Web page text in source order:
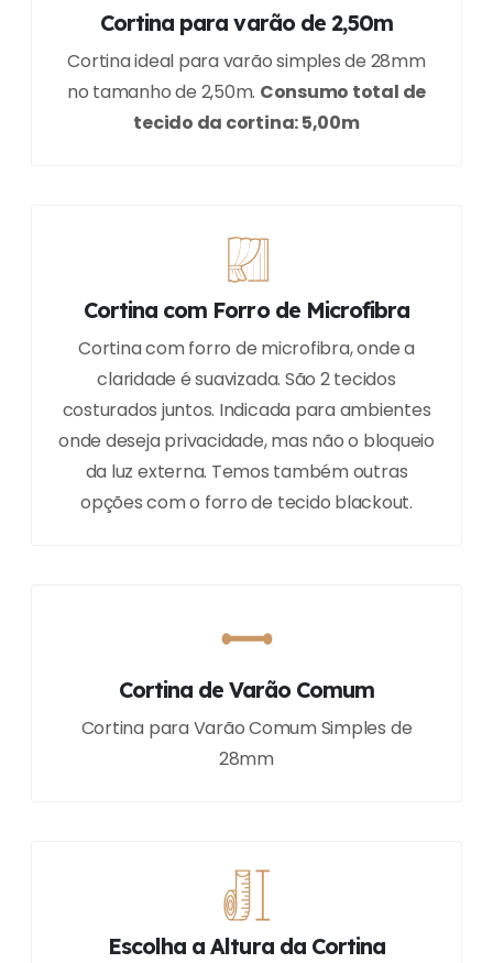
Cortina para varão de 2,50m
Cortina ideal para varão simples de 28mm
no tamanho de 2,50m. Consumo total de
tecido da cortina: 5,00m
Cortina com Forro de Microfibra
Cortina com forro de microfibra, onde a
claridade é suavizada. São 2 tecidos
costurados juntos. Indicada para ambientes
onde deseja privacidade, mas não o bloqueio
da luz externa. Temos também outras
opções com o forro de tecido blackout.
Cortina de Varão Comum
Cortina para Varão Comum Simples de
28mm
Escolha a Altura da Cortina